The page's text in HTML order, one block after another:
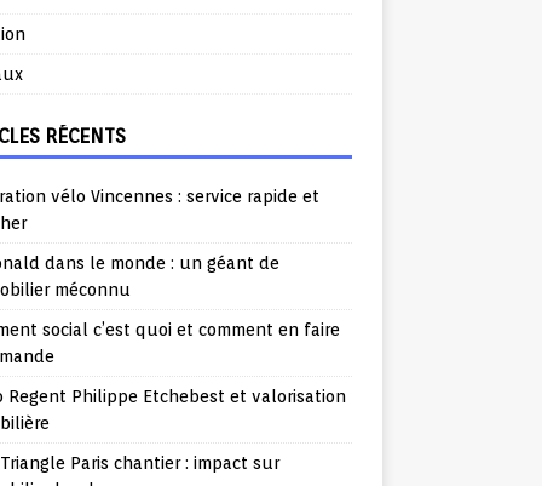
RÉCENTS
vélo Vincennes : service rapide et
dans le monde : un géant de
méconnu
social c’est quoi et comment en faire
Regent Philippe Etchebest et valorisation
Paris chantier : impact sur